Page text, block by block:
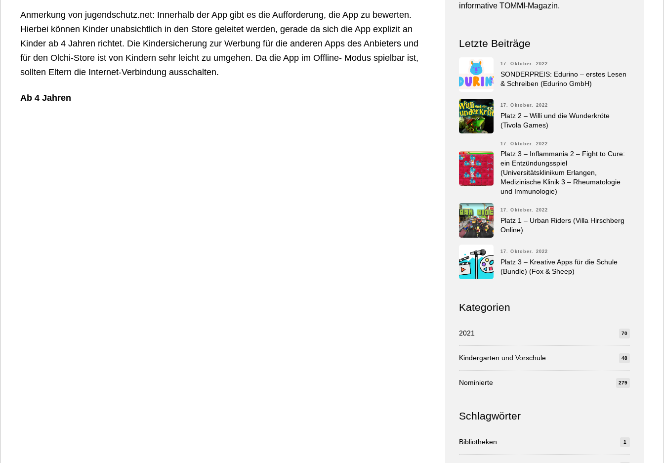
Anmerkung von jugendschutz.net: Innerhalb der App gibt es die Aufforderung, die App zu bewerten.
Hierbei können Kinder unabsichtlich in den Store geleitet werden, gerade da sich die App explizit an
Kinder ab 4 Jahren richtet. Die Kindersicherung zur Werbung für die anderen Apps des Anbieters und
für den Olchi-Store ist von Kindern sehr leicht zu umgehen. Da die App im Offline- Modus spielbar ist,
sollten Eltern die Internet-Verbindung ausschalten.
Ab 4 Jahren
informative TOMMI-Magazin.
Letzte Beiträge
17. Oktober. 2022
SONDERPREIS: Edurino – erstes Lesen
& Schreiben (Edurino GmbH)
17. Oktober. 2022
Platz 2 – Willi und die Wunderkröte
(Tivola Games)
17. Oktober. 2022
Platz 3 – Inflammania 2 – Fight to Cure:
ein Entzündungsspiel
(Universitätsklinikum Erlangen,
Medizinische Klinik 3 – Rheumatologie
und Immunologie)
17. Oktober. 2022
Platz 1 – Urban Riders (Villa Hirschberg
Online)
17. Oktober. 2022
Platz 3 – Kreative Apps für die Schule
(Bundle) (Fox & Sheep)
Kategorien
2021 70
Kindergarten und Vorschule 48
Nominierte 279
Schlagwörter
Bibliotheken 1